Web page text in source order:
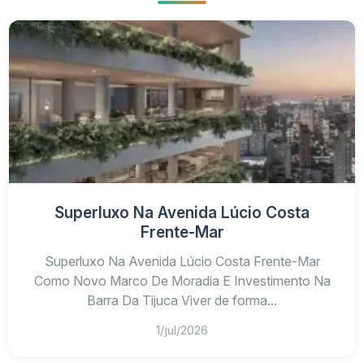
Superluxo Na Avenida Lúcio Costa
Frente-Mar
Superluxo Na Avenida Lúcio Costa Frente-Mar
Como Novo Marco De Moradia E Investimento Na
Barra Da Tijuca Viver de forma...
1/jul/2026